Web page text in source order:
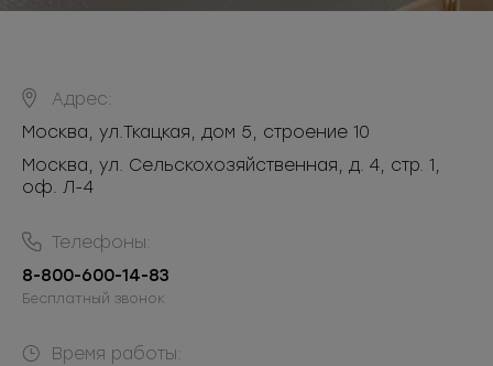
Адрес:
Москва, ул.Ткацкая, дом 5, строение 10
Москва, ул. Сельскохозяйственная, д. 4, стр. 1,
оф. Л-4
Телефоны:
8-800-600-14-83
Бесплатный звонок
Время работы: